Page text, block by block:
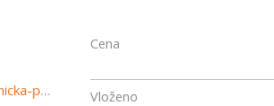
https://www.haloreality.sk/spisska-nova-ves/predaj-stvorizbovy-byt-spisska-nova-ves-banicka-podkrovny---znizena-cena---exkluzivne-halo-reality/72351
Cena
Vloženo